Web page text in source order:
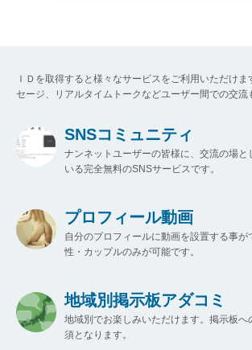
ＩＤを取得すると様々なサービスをご利用いただけま
セージ、リアルタイムトークなどユーザー間での交流
SNSコミュニティ
ナンネットユーザーの皆様に、交流の場と
いる完全無料のSNSサービスです。
プロフィール動画
自分のプロフィールに動画を設置する事
性・カップルのみが可能です。
地域別掲示板アダコミ
地域別でお楽しみいただけます。掲示板へ
須となります。